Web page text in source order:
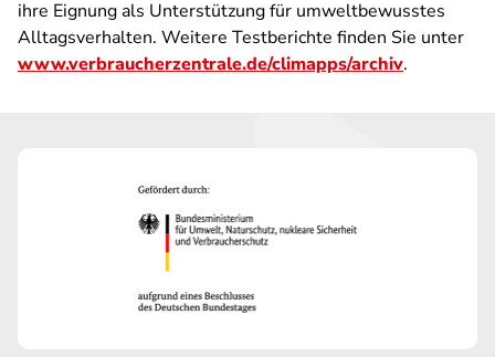
ihre Eignung als Unterstützung für umweltbewusstes
Alltagsverhalten. Weitere Testberichte finden Sie unter
www.verbraucherzentrale.de/climapps/archiv.